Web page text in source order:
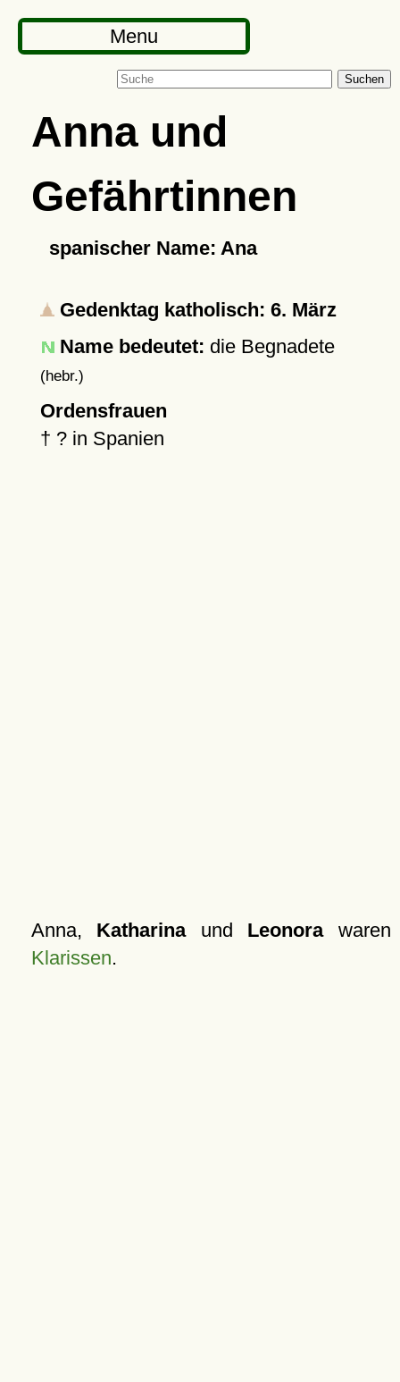
Menu
Suchen
Anna und
Gefährtinnen
spanischer Name: Ana
Gedenktag katholisch: 6. März
Name bedeutet: die Begnadete
(hebr.)
Ordensfrauen
† ?in Spanien
Anna, Katharinaund Leonorawaren
Klarissen.